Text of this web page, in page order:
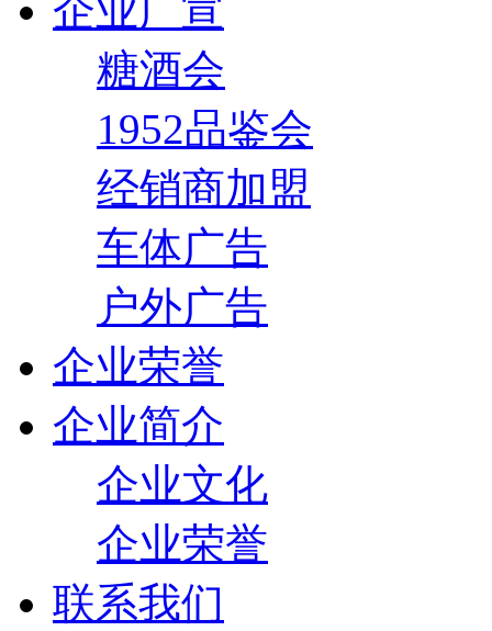
企业广宣
糖酒会
1952品鉴会
经销商加盟
车体广告
户外广告
企业荣誉
企业简介
企业文化
企业荣誉
联系我们